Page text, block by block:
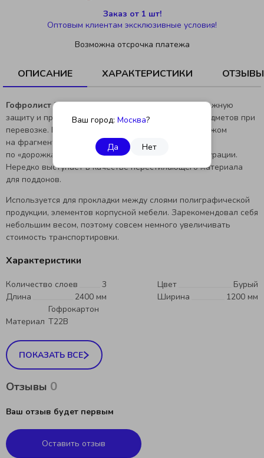
Ваш город: Москва?
Да Нет
Заказ от 1 шт!
Оптовым клиентам эксклюзивные условия!
Возможна отсрочка платежа
ОПИСАНИЕ ХАРАКТЕРИСТИКИ ОТЗЫВЫ
Гофролист 2400×1200 мм T22Bобеспечивает надежную
защиту и предотвращает повреждения хрупких предметов при
перевозке. Без труда разрезается канцелярским ножом
на фрагменты нужного размера. Легко сгибается
по «дорожкам» гофры, создавая требуемые конфигурации.
Нередко выступает в качестве перестилающего материала
для поддонов.
Используется для прокладки между слоями полиграфической
продукции, элементов корпусной мебели. Зарекомендовал себя
небольшим весом, поэтому совсем немного увеличивать
стоимость транспортировки.
Характеристики
Количество слоев 3 Цвет
Бурый
Длина
2400 мм Ширина 1200 мм
Материал
Гофрокартон
Т22В
ПОКАЗАТЬ ВСЕ
Отзывы 0
Ваш отзыв будет первым
Оставить отзыв